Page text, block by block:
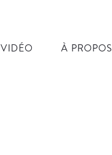
VIDÉO À PROPOS